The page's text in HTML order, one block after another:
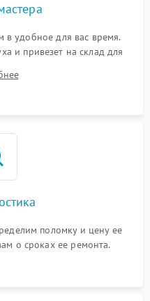
в удобное для вас время.
и привезет на склад для
поломку и цену ее
о сроках ее ремонта.